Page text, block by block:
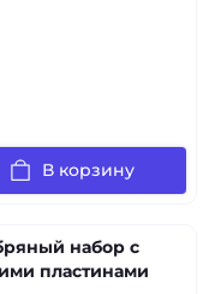
В корзину
набор с
пластинами